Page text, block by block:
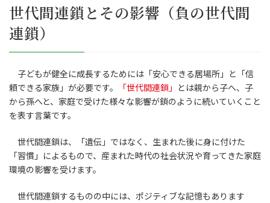
世代間連鎖とその影響（負の世代間
連鎖）
子どもが健全に成長するためには「安心できる居場所」と「信
頼できる家族」が必要です。
「世代間連鎖」 とは親から子へ、子
から孫へと、家庭で受けた様々な影響が鎖のように続いていくこと
を表す言葉です。
世代間連鎖は、「遺伝」ではなく、生まれた後に身に付けた
「習慣」によるもので、産まれた時代の社会状況や育ってきた家庭
環境の影響を受けます。
世代間連鎖するものの中には、ポジティブな記憶もあります